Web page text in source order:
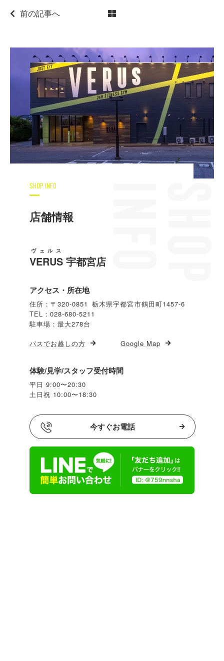
前の記事へ
SHOP INFO
店舗情報
VERUS
ヴェルス
宇都宮店
アクセス・所在地
住所：〒320-0851 栃木県宇都宮市鶴田町1457-6
TEL：028-680-5211
駐車場：最大278台
バスでお越しの方 Google Map
体験/見学/スタッフ受付時間
平日 9:00〜20:30
土日祝 10:00〜18:30
今すぐお電話